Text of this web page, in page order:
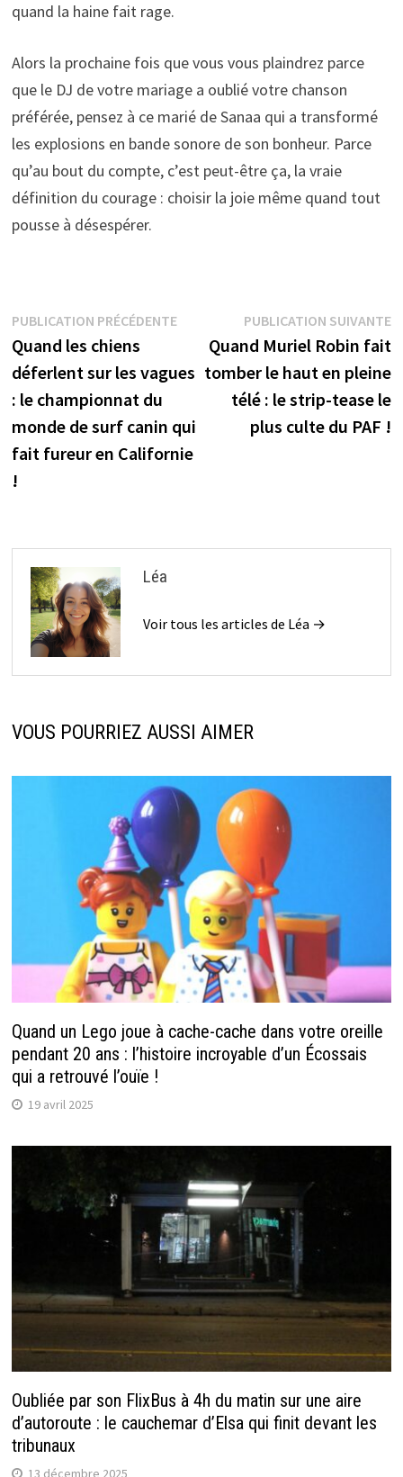
quand la haine fait rage.
Alors la prochaine fois que vous vous plaindrez parce
que le DJ de votre mariage a oublié votre chanson
préférée, pensez à ce marié de Sanaa qui a transformé
les explosions en bande sonore de son bonheur. Parce
qu’au bout du compte, c’est peut-être ça, la vraie
définition du courage : choisir la joie même quand tout
pousse à désespérer.
Navigation
de
l’article
PUBLICATION PRÉCÉDENTEPublication
précédente :
Quand les chiens
déferlent sur les vagues
: le championnat du
monde de surf canin qui
fait fureur en Californie
!
PUBLICATION SUIVANTE
Quand Muriel Robin fait
tomber le haut en pleine
télé : le strip-tease le
plus culte du PAF !
Léa
Voir tous les articles de Léa →
VOUS POURRIEZ AUSSI AIMER
Quand un Lego joue à cache-cache dans votre oreille
pendant 20 ans : l’histoire incroyable d’un Écossais
qui a retrouvé l’ouïe !
19 avril 2025
Oubliée par son FlixBus à 4h du matin sur une aire
d’autoroute : le cauchemar d’Elsa qui finit devant les
tribunaux
13 décembre 2025